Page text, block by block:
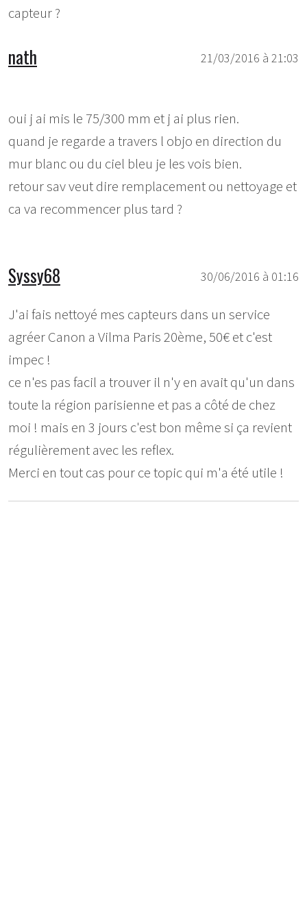
capteur ?
21/03/2016 à 21:03
nath
oui j ai mis le 75/300 mm et j ai plus rien.
quand je regarde a travers l objo en direction du
mur blanc ou du ciel bleu je les vois bien.
retour sav veut dire remplacement ou nettoyage et
ca va recommencer plus tard ?
30/06/2016 à 01:16
Syssy68
J'ai fais nettoyé mes capteurs dans un service
agréer Canon a Vilma Paris 20ème, 50€ et c'est
impec !
ce n'es pas facil a trouver il n'y en avait qu'un dans
toute la région parisienne et pas a côté de chez
moi ! mais en 3 jours c'est bon même si ça revient
régulièrement avec les reflex.
Merci en tout cas pour ce topic qui m'a été utile !